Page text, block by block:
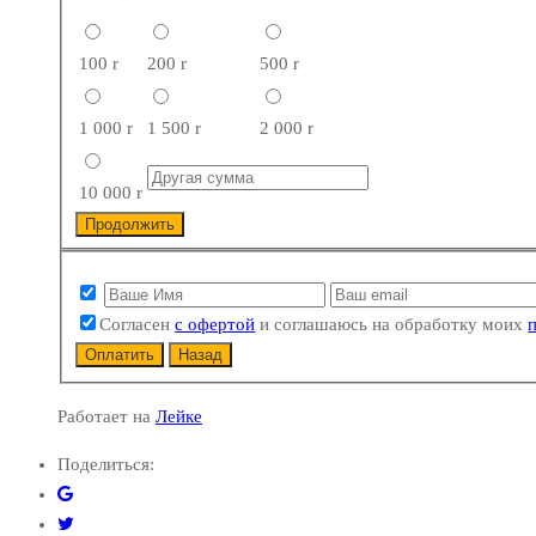
100r 200r 500r
1 000r 1 500r 2 000r
10 000r
Продолжить
Согласенс офертой и соглашаюсь на обработку моих
Оплатить Назад
Работает на Лейке
Поделиться: